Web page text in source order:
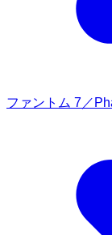
ファントム 7／